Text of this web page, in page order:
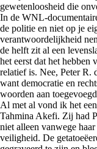
gewetenloosheid die
In de WNL-
de politie en niet op je
verantwoordelijkheid
de helft zit al een
het eerst dat het hebben
relatief is. Nee, Peter R.
want democratie en
woorden aan
Al met al vond ik het
Tahmina Akefi. Zij had
niet alleen vanwege
veiligheid. De